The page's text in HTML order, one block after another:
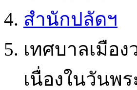
สำนักปลัดฯ
เทศบาลเมือ
เนื่องในวันพ